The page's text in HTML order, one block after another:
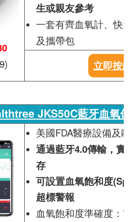
)
生或親友參考
一套有齊血氧計、快速
及攜帶包
立即按此
JKS50C藍牙血氧儀(
美國FDA醫療設備及歐
通過藍牙4.0傳輸，實
存
可設置血氧飽和度
超標警報
血氧飽和度準確度：